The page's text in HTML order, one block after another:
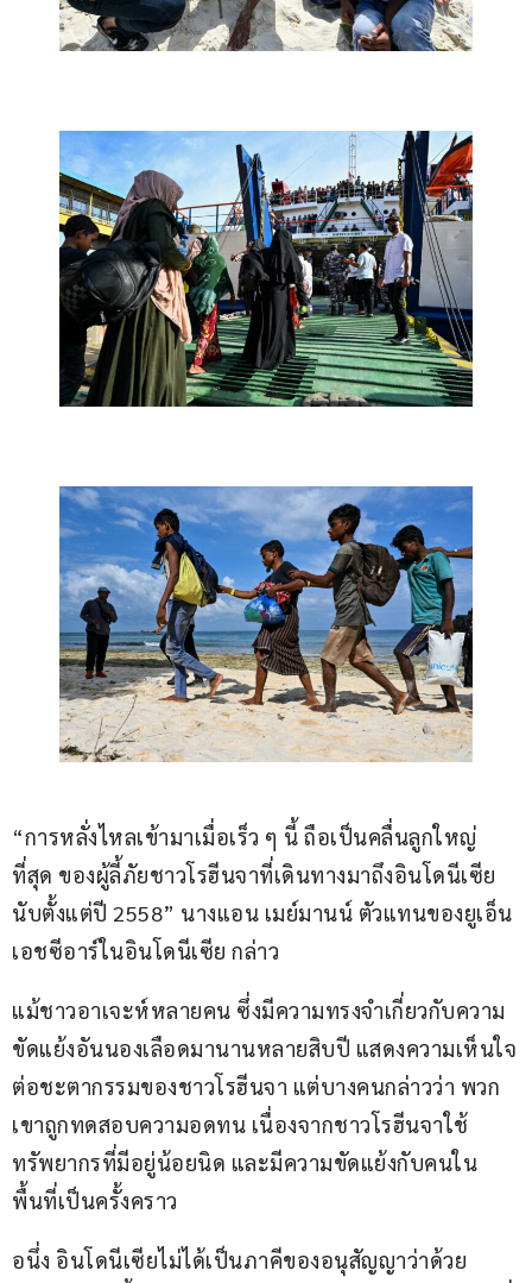
“การหลั่งไหลเข้ามาเมื่อเร็ว ๆ นี้ ถือเป็นคลื่นลูกใหญ่
ที่สุด ของผู้ลี้ภัยชาวโรฮีนจาที่เดินทางมาถึงอินโดนีเซีย
นับตั้งแต่ปี 2558” นางแอน เมย์มานน์ ตัวแทนของยูเอ็น
เอชซีอาร์ในอินโดนีเซีย กล่าว
แม้ชาวอาเจะห์หลายคน ซึ่งมีความทรงจำเกี่ยวกับความ
ขัดแย้งอันนองเลือดมานานหลายสิบปี แสดงความเห็นใจ
ต่อชะตากรรมของชาวโรฮีนจา แต่บางคนกล่าวว่า พวก
เขาถูกทดสอบความอดทน เนื่องจากชาวโรฮีนจาใช้
ทรัพยากรที่มีอยู่น้อยนิด และมีความขัดแย้งกับคนใน
พื้นที่เป็นครั้งคราว
อนึ่ง อินโดนีเซียไม่ได้เป็นภาคีของอนุสัญญาว่าด้วย